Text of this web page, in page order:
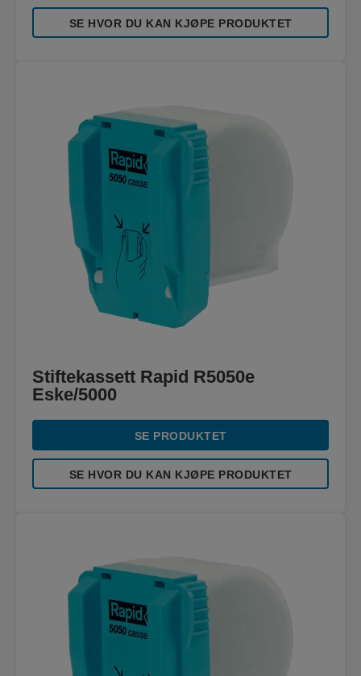
SE HVOR DU KAN KJØPE PRODUKTET
Stiftekassett Rapid R5050e
Eske/5000
SE PRODUKTET
SE HVOR DU KAN KJØPE PRODUKTET